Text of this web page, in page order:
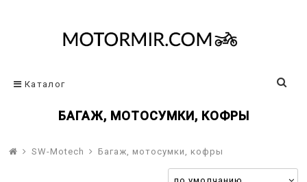
Каталог
БАГАЖ, МОТОСУМКИ, КОФРЫ
SW-Motech Багаж, мотосумки, кофры